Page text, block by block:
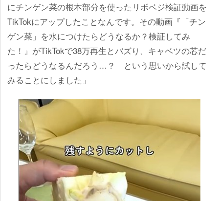
にチンゲン菜の根本部分を使ったリボベジ検証動画を
TikTokにアップしたことなんです。その動画『「チン
ゲン菜」を水につけたらどうなるか？検証してみ
た！』がTikTokで38万再生とバズり、キャベツの芯だ
ったらどうなるんだろう…？ という思いから試して
みることにしました」